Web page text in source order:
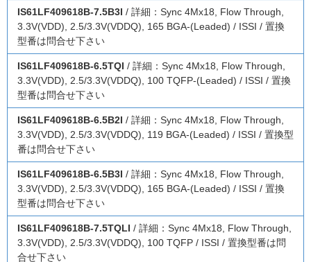
IS61LF409618B-7.5B3I / 詳細：Sync 4Mx18, Flow Through,
3.3V(VDD), 2.5/3.3V(VDDQ), 165 BGA-(Leaded) / ISSI / 置換
型番は問合せ下さい
IS61LF409618B-6.5TQI / 詳細：Sync 4Mx18, Flow Through,
3.3V(VDD), 2.5/3.3V(VDDQ), 100 TQFP-(Leaded) / ISSI / 置換
型番は問合せ下さい
IS61LF409618B-6.5B2I / 詳細：Sync 4Mx18, Flow Through,
3.3V(VDD), 2.5/3.3V(VDDQ), 119 BGA-(Leaded) / ISSI / 置換型
番は問合せ下さい
IS61LF409618B-6.5B3I / 詳細：Sync 4Mx18, Flow Through,
3.3V(VDD), 2.5/3.3V(VDDQ), 165 BGA-(Leaded) / ISSI / 置換
型番は問合せ下さい
IS61LF409618B-7.5TQLI / 詳細：Sync 4Mx18, Flow Through,
3.3V(VDD), 2.5/3.3V(VDDQ), 100 TQFP / ISSI / 置換型番は問
合せ下さい